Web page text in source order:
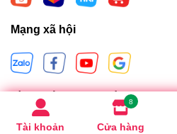
Tài khoản
8
Cửa hàng
Mạng xã hội
Hình thức thanh toán